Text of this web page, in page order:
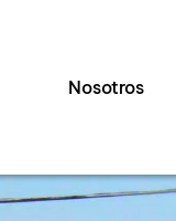
Nosotros